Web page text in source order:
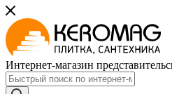
Интернет-магазин